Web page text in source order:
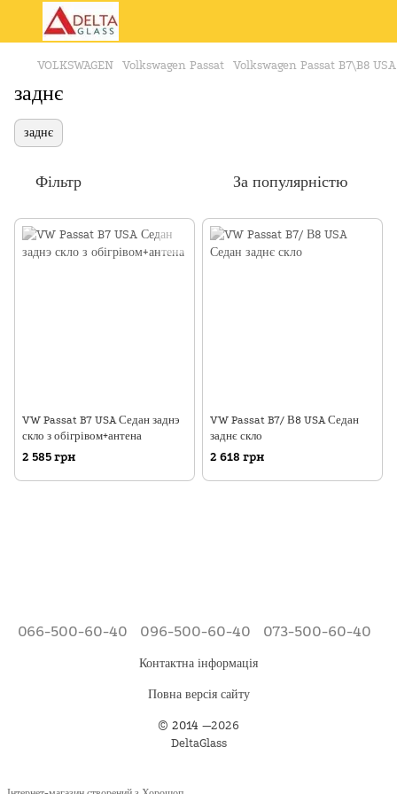
VOLKSWAGEN Volkswagen Passat Volkswagen Passat B7\B8
заднє
заднє
Фільтр За популярністю
VW Passat B7 USA Седан заднэ
скло з обігрівом+антена
2 585 грн
VW Passat B7/ В8 USA Седан
заднє скло
2 618 грн
066-500-60-40 096-500-60-40 073-500-60-40
Контактна інформація
Повна версія сайту
© 2014 —2026
DeltaGlass